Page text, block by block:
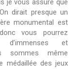
je vous assure que
dirait presque un
monumental est
vous pourrez
et
sommes même
médaillée des jeux